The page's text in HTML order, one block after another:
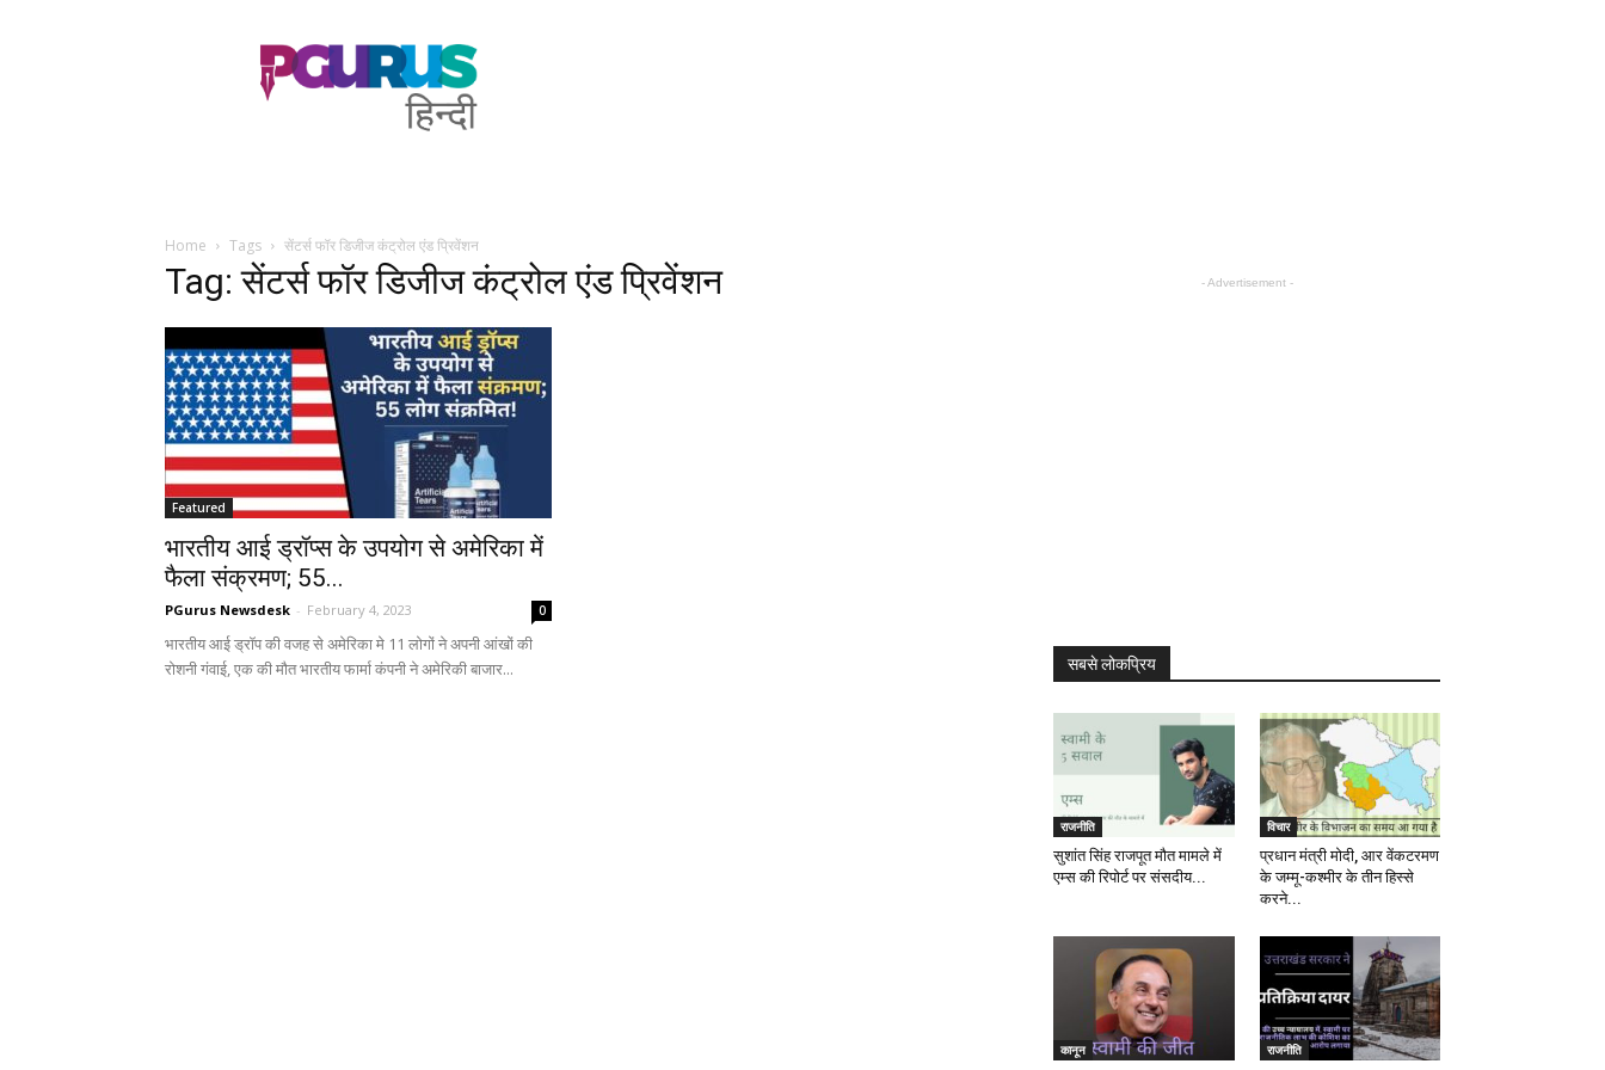
PGurus
Hindi
Home Tags सेंटर्स फॉर डिजीज कंट्रोल एंड प्रिवेंशन
Tag: सेंटर्स फॉर डिजीज कंट्रोल एंड प्रिवेंशन
Featured
भारतीय आई ड्रॉप्स के उपयोग से अमेरिका में
फैला संक्रमण; 55...
PGurus Newsdesk - February 4, 2023 0
भारतीय आई ड्रॉप की वजह से अमेरिका मे 11 लोगों ने अपनी आंखों की
रोशनी गंवाई, एक की मौत भारतीय फार्मा कंपनी ने अमेरिकी बाजार...
- Advertisement -
सबसे लोकप्रिय
राजनीति
सुशांत सिंह राजपूत मौत मामले में
एम्स की रिपोर्ट पर संसदीय...
विचार
प्रधान मंत्री मोदी, आर वेंकटरमण
के जम्मू-कश्मीर के तीन हिस्से
करने...
कानून राजनीति